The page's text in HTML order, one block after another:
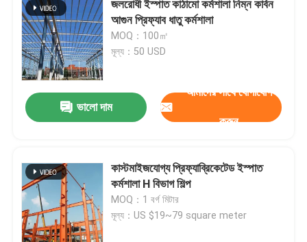
ইস্পাত প্রিফ্যাব্রিকেটেড ঘর
ইস্পাত কাঠামোগত উপাদান
ডিমের স্তর মুরগির খাঁচা
ব্রয়লার চিকেন কেজ সিস্টেম
ব্রয়লার ফ্লোর সিস্টেম
জলরোধী ইস্পাত কাঠামো কর্মশালা নিম্ন কার্বন
আগুন প্রিফ্যাব ধাতু কর্মশালা
MOQ：100㎡
মূল্য：50 USD
ভালো দাম
আমাদের সাথে যোগাযোগ
করুন
কাস্টমাইজযোগ্য প্রিফ্যাব্রিকেটেড ইস্পাত
কর্মশালা H বিভাগ শিল্প
MOQ：1 বর্গ মিটার
মূল্য：US $19~79 square meter